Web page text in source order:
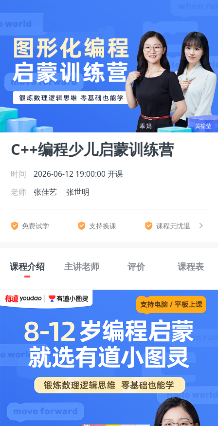
C++编程少儿启蒙训练营
时间 2026-06-12 19:00:00 开课
老师
张佳艺 张世明
免费试学 支持换课 课程无忧退
课程介绍 主讲老师 评价 课程表